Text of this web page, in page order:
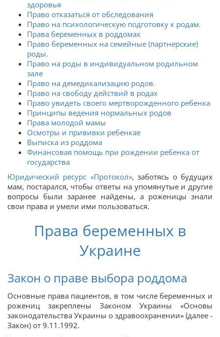
здоровья
Право отказаться от обследования
Право на психологическую подготовку к родам.
Права беременных в роддомах
Право беременных на семейные (партнерские)
роды.
Право на роды в индивидуальном родильном
зале
Право на демедикализацию родов.
Право на свободу действий в родах
Право увидеть своего мертворожденного ребенка
Принципы ведения нормальных родов
Права молодой мамы
Осмотры и прививки ребенкае
Выписка из роддома
Финансовая помощь при рождении ребенка от
государства
Юридический ресурс «Протокол», заботясь о будущих
мам, постарался, чтобы ответы на упомянутые и другие
вопросы были заранее найдены, а роженицы знали
свои права и умели ими пользоваться.
Права беременных в
Украине
Закон о праве выбора роддома
Основные права пациентов, в том числе беременных и
рожениц закреплены Законом Украины «Основы
законодательства Украины о здравоохранении» (далее -
Закон) от 9.11.1992.